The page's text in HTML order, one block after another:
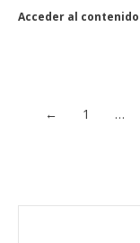
Acceder al contenido
← 1 …